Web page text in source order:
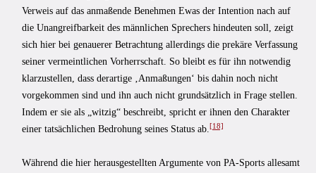
Verweis auf das anmaßende Benehmen Ewas der Intention nach auf
die Unangreifbarkeit des männlichen Sprechers hindeuten soll, zeigt
sich hier bei genauerer Betrachtung allerdings die prekäre Verfassung
seiner vermeintlichen Vorherrschaft. So bleibt es für ihn notwendig
klarzustellen, dass derartige ‚Anmaßungen‘ bis dahin noch nicht
vorgekommen sind und ihn auch nicht grundsätzlich in Frage stellen.
Indem er sie als „witzig“ beschreibt, spricht er ihnen den Charakter
einer tatsächlichen Bedrohung seines Status ab. [18]
Während die hier herausgestellten Argumente von PA-Sports allesamt